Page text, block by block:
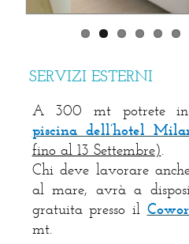
SERVIZI ESTERNI
A 300 mt potrete in
piscina dell’hotel
fino al 13 Settembre).
Chi deve lavorare
al mare, avrà a
gratuita presso il
mt.